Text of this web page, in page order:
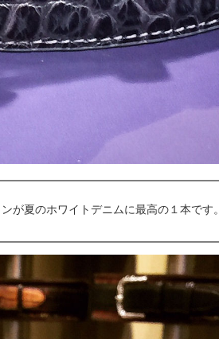
が夏のホワイトデニムに最高の１本です。